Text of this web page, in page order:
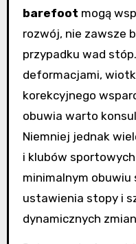
barefoot mogą
rozwój, nie zawsze
przypadku wad
deformacjami,
korekcyjnego
obuwia warto
Niemniej jednak
i klubów
minimalnym obuwiu
ustawienia stopy i
dynamicznych